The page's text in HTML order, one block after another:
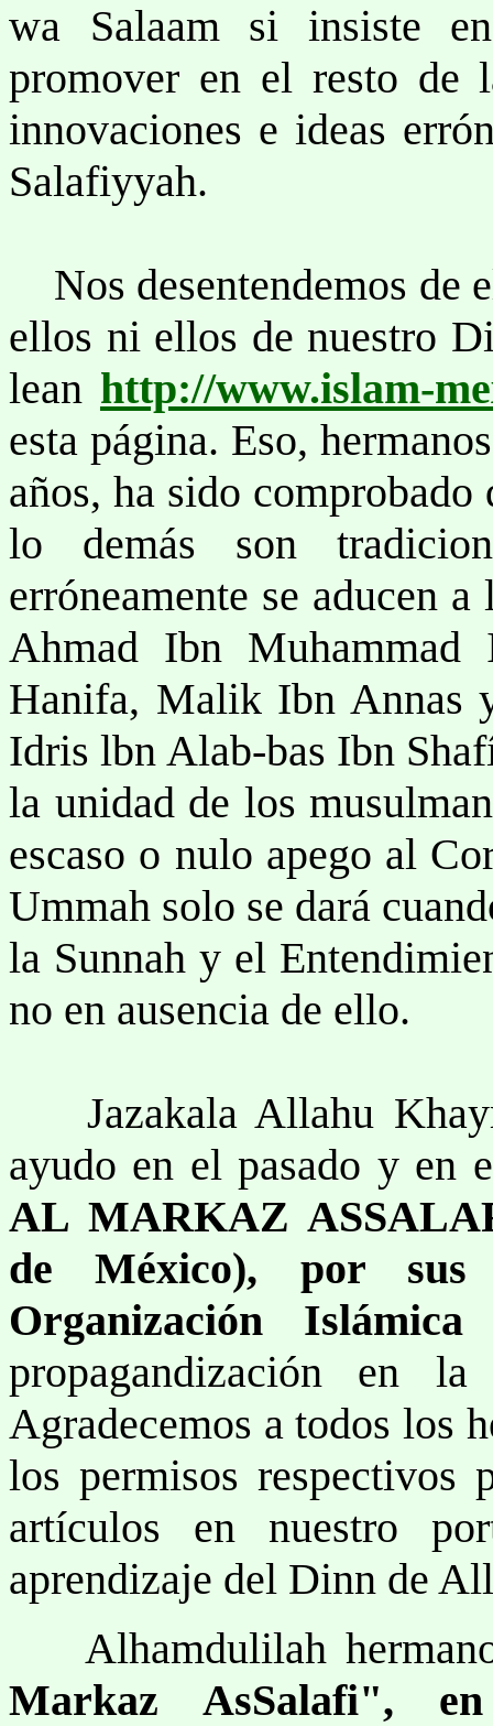
wa Salaam si insiste
promover en el resto de
innovaciones e ideas
Salafiyyah.
Nos desentendemos de
ellos ni ellos de nuestro
lean http://www.islam-
esta página. Eso,
años, ha sido
lo demás son
erróneamente se aducen
Ahmad Ibn Muhammad
Hanifa, Malik Ibn Annas
Idris lbn Alab-bas Ibn
la unidad de los
escaso o nulo apego al
Ummah solo se dará
la Sunnah y el
no en ausencia de ello.
Jazakala Allahu
ayudo en el pasado y en
AL MARKAZ
de México), por
Organización
propagandización en
Agradecemos a todos los
los permisos
artículos en nuestro
aprendizaje del Dinn de
Alhamdulilah
Markaz AsSalafi",